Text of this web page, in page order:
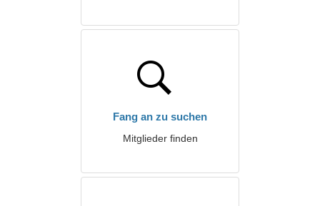
Fang an zu suchen
Mitglieder finden